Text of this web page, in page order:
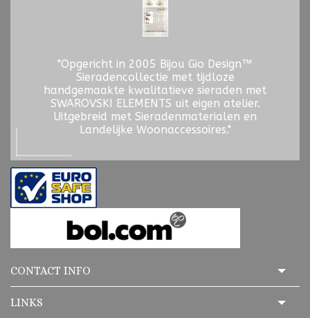
"Opgericht in 2005 Bijou Gio Design™
Sieradencollectie met tijdloze
handgemaakte kwalitatieve sieraden met
SWAROVSKI ELEMENTS uit eigen atelier.
Uitgebreid met Sieradenmaterialen en
Landelijke Woonaccessoires."
CONTACT INFO
LINKS